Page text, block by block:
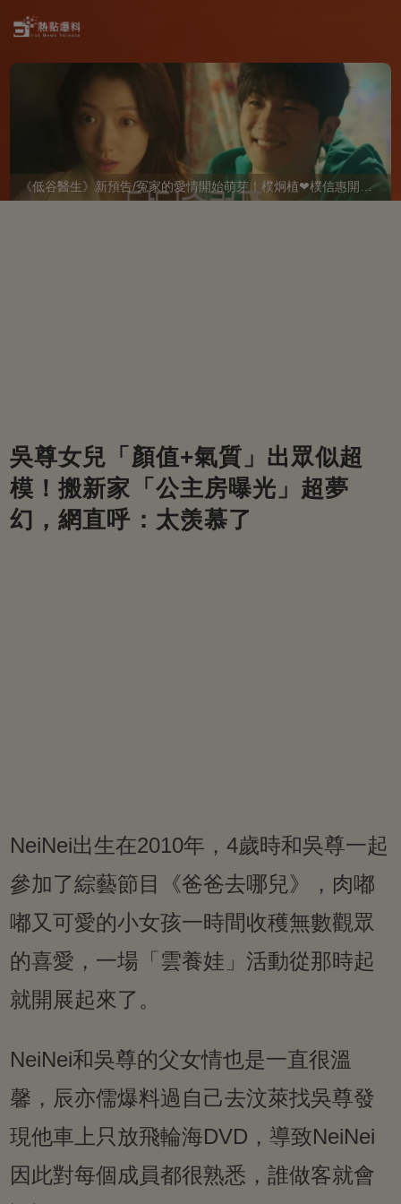
《低谷醫生》新預告/冤家的愛情開始萌芽！樸炯植❤樸信惠開啓「同居生活」互相共鳴、安慰~
吳尊女兒「顏值+氣質」出眾似超
模！搬新家「公主房曝光」超夢
幻，網直呼：太羡慕了
NeiNei出生在2010年，4歲時和吳尊一起
參加了綜藝節目《爸爸去哪兒》，肉嘟
嘟又可愛的小女孩一時間收穫無數觀眾
的喜愛，一場「雲養娃」活動從那時起
就開展起來了。
NeiNei和吳尊的父女情也是一直很溫
馨，辰亦儒爆料過自己去汶萊找吳尊發
現他車上只放飛輪海DVD，導致NeiNei
因此對每個成員都很熟悉，誰做客就會